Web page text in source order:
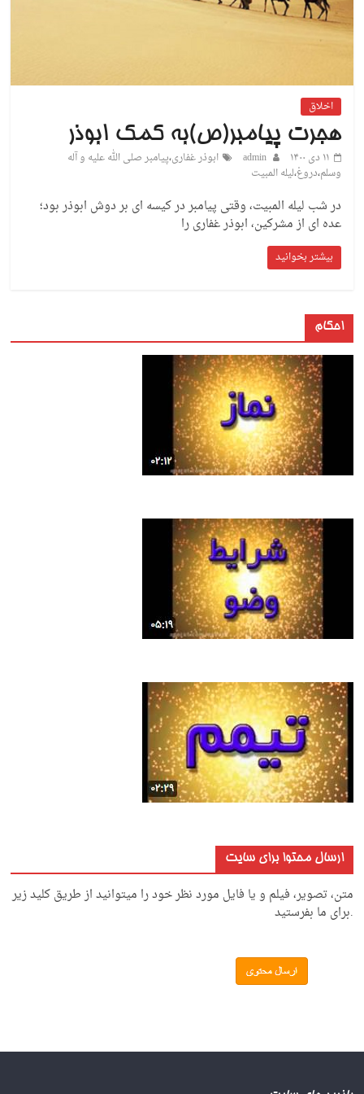
اخلاق
هجرت پیامبر(ص)به کمک ابوذر
۱۱ دی ۱۴۰۰ admin ابوذر غفاری،پیامبر صلی الله علیه و آله
وسلم،دروغ،لیله المبیت
در شب لیله المبیت، وقتی پیامبر در کیسه ای بر دوش ابوذر بود؛
عده ای از مشرکین، ابوذر غفاری را
بیشتر بخوانید
احکام
ارسال محتوا برای سایت
متن، تصویر، فیلم و یا فایل مورد نظر خود را میتوانید از طریق کلید زیر
.برای ما بفرستید